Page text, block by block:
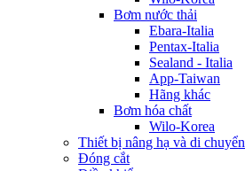
Bơm nước thải
Ebara-Italia
Pentax-Italia
Sealand - Italia
App-Taiwan
Hãng khác
Bơm hóa chất
Wilo-Korea
Thiết bị nâng hạ và di chuyển
Đóng cắt